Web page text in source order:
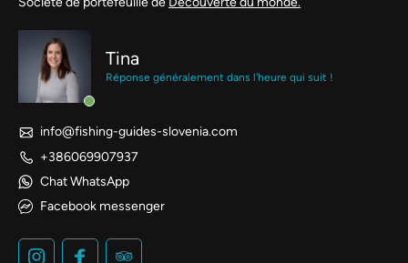
Tina
Réponse généralement dans l'heure qui suit !
info@fishing-guides-slovenia.com
+386069907937
Chat WhatsApp
Facebook messenger